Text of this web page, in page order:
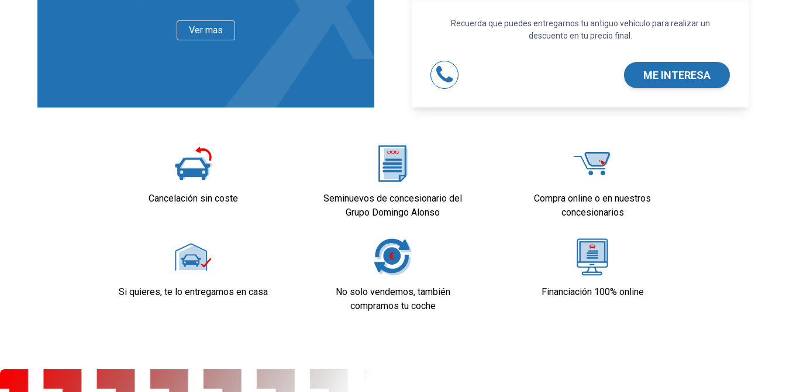
Faros con lente de superficie compleja, bombilla LED y luz larga con
Asiento delantero del conductor individual con ajuste eléctrico
Asientos traseros de tres plazas de tipo banco de orientación
delantera con respaldo abatible 40/20/40
Volante en aluminio y cuero sintético
Retrovisor interior/cámara con oscurecimiento progresivo
Elevalunas eléctricos delanteros y traseros
Sistema de ventilación
reacció.curvas, ACC vinculado cartografía-sali.autopista y ACC
vinculado cartografía - ciudad
Ver mas
Recuerda que puedes entregarnos tu antiguo vehículo para realizar un
descuento en tu precio final.
ME INTERESA
Cancelación sin coste
Seminuevos de concesionario del
Grupo Domingo Alonso
Compra online o en nuestros
concesionarios
Si quieres, te lo entregamos en casa
No solo vendemos, también
compramos tu coche
Financiación 100% online